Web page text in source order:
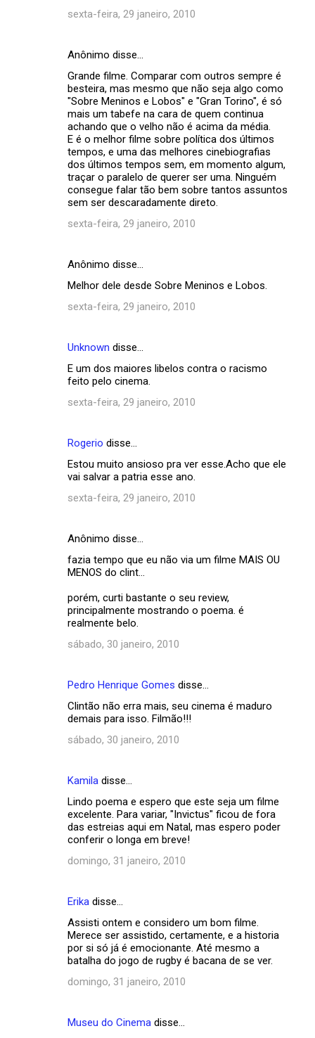
sexta-feira, 29 janeiro, 2010
Anônimo disse…
Grande filme. Comparar com outros sempre é
besteira, mas mesmo que não seja algo como
"Sobre Meninos e Lobos" e "Gran Torino", é só
mais um tabefe na cara de quem continua
achando que o velho não é acima da média.
E é o melhor filme sobre política dos últimos
tempos, e uma das melhores cinebiografias
dos últimos tempos sem, em momento algum,
traçar o paralelo de querer ser uma. Ninguém
consegue falar tão bem sobre tantos assuntos
sem ser descaradamente direto.
sexta-feira, 29 janeiro, 2010
Anônimo disse…
Melhor dele desde Sobre Meninos e Lobos.
sexta-feira, 29 janeiro, 2010
Unknown disse…
E um dos maiores libelos contra o racismo
feito pelo cinema.
sexta-feira, 29 janeiro, 2010
Rogerio disse…
Estou muito ansioso pra ver esse.Acho que ele
vai salvar a patria esse ano.
sexta-feira, 29 janeiro, 2010
Anônimo disse…
fazia tempo que eu não via um filme MAIS OU
MENOS do clint...
porém, curti bastante o seu review,
principalmente mostrando o poema. é
realmente belo.
sábado, 30 janeiro, 2010
Pedro Henrique Gomes disse…
Clintão não erra mais, seu cinema é maduro
demais para isso. Filmão!!!
sábado, 30 janeiro, 2010
Kamila disse…
Lindo poema e espero que este seja um filme
excelente. Para variar, "Invictus" ficou de fora
das estreias aqui em Natal, mas espero poder
conferir o longa em breve!
domingo, 31 janeiro, 2010
Erika disse…
Assisti ontem e considero um bom filme.
Merece ser assistido, certamente, e a historia
por si só já é emocionante. Até mesmo a
batalha do jogo de rugby é bacana de se ver.
domingo, 31 janeiro, 2010
Museu do Cinema disse…